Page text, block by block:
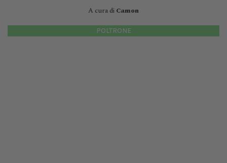
A cura di Camon
POLTRONE